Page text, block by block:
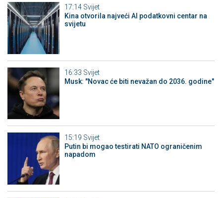
17:14 Svijet
Kina otvorila najveći AI podatkovni centar na
svijetu
16:33 Svijet
Musk: "Novac će biti nevažan do 2036. godine"
15:19 Svijet
Putin bi mogao testirati NATO ograničenim
napadom